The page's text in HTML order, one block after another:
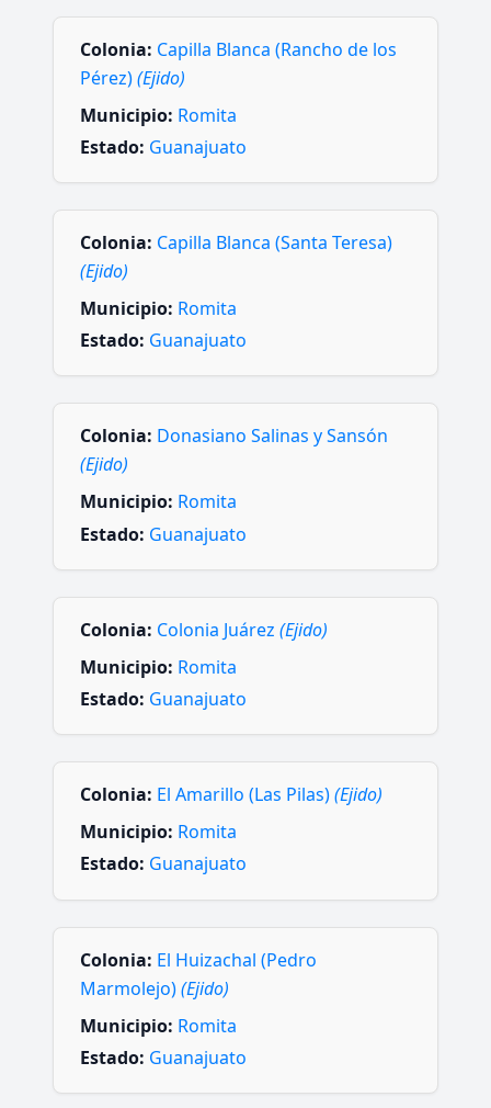
Colonia: Capilla Blanca (Rancho de los
Pérez)(Ejido)
Municipio: Romita
Estado: Guanajuato
Colonia: Capilla Blanca (Santa Teresa)
(Ejido)
Municipio: Romita
Estado: Guanajuato
Colonia: Donasiano Salinas y Sansón
(Ejido)
Municipio: Romita
Estado: Guanajuato
Colonia: Colonia Juárez (Ejido)
Municipio: Romita
Estado: Guanajuato
Colonia: El Amarillo (Las Pilas)(Ejido)
Municipio: Romita
Estado: Guanajuato
Colonia: El Huizachal (Pedro
Marmolejo)(Ejido)
Municipio: Romita
Estado: Guanajuato